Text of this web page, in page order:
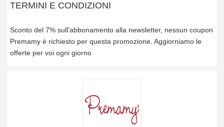
TERMINI E CONDIZIONI
Sconto del 7% sull'abbonamento alla newsletter, nessun coupon
Premamy è richiesto per questa promozione. Aggiorniamo le
offerte per voi ogni giorno